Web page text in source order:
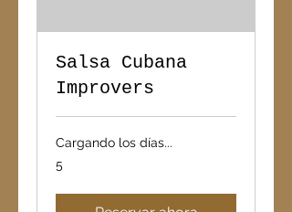
Salsa Cubana
Improvers
Cargando los días...
5